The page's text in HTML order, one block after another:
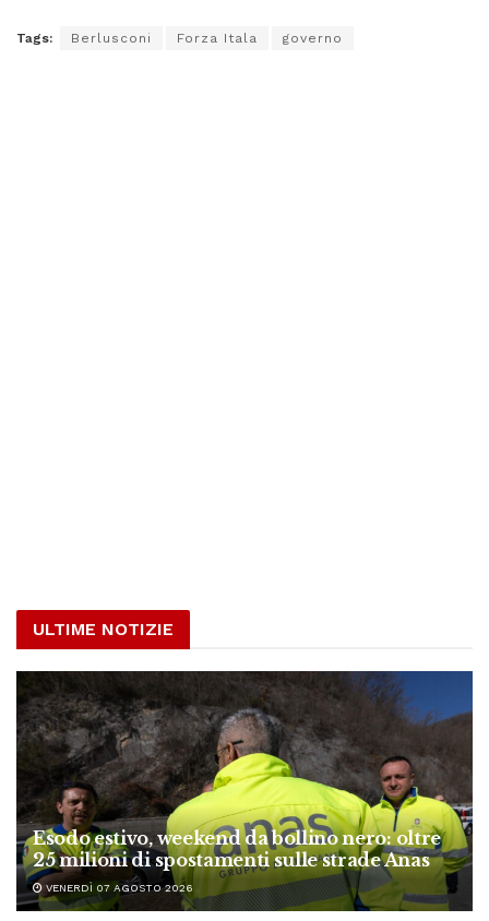
Tags: Berlusconi Forza Itala governo
ULTIME NOTIZIE
Esodo estivo, weekend da bollino nero: oltre
25 milioni di spostamenti sulle strade Anas
VENERDÌ 07 AGOSTO 2026